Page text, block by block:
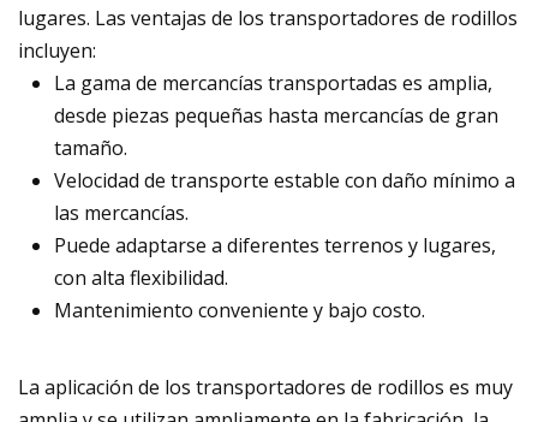
lugares. Las ventajas de los transportadores de rodillos
incluyen:
La gama de mercancías transportadas es amplia,
desde piezas pequeñas hasta mercancías de gran
tamaño.
Velocidad de transporte estable con daño mínimo a
las mercancías.
Puede adaptarse a diferentes terrenos y lugares,
con alta flexibilidad.
Mantenimiento conveniente y bajo costo.
La aplicación de los transportadores de rodillos es muy